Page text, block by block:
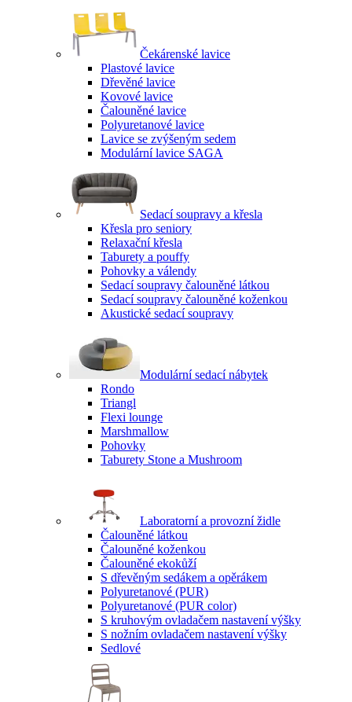
Čekárenské lavice
Plastové lavice
Dřevěné lavice
Kovové lavice
Čalouněné lavice
Polyuretanové lavice
Lavice se zvýšeným sedem
Modulární lavice SAGA
Sedací soupravy a křesla
Křesla pro seniory
Relaxační křesla
Taburety a pouffy
Pohovky a válendy
Sedací soupravy čalouněné látkou
Sedací soupravy čalouněné koženkou
Akustické sedací soupravy
Modulární sedací nábytek
Rondo
Triangl
Flexi lounge
Marshmallow
Pohovky
Taburety Stone a Mushroom
Laboratorní a provozní židle
Čalouněné látkou
Čalouněné koženkou
Čalouněné ekokůží
S dřevěným sedákem a opěrákem
Polyuretanové (PUR)
Polyuretanové (PUR color)
S kruhovým ovladačem nastavení výšky
S nožním ovladačem nastavení výšky
Sedlové